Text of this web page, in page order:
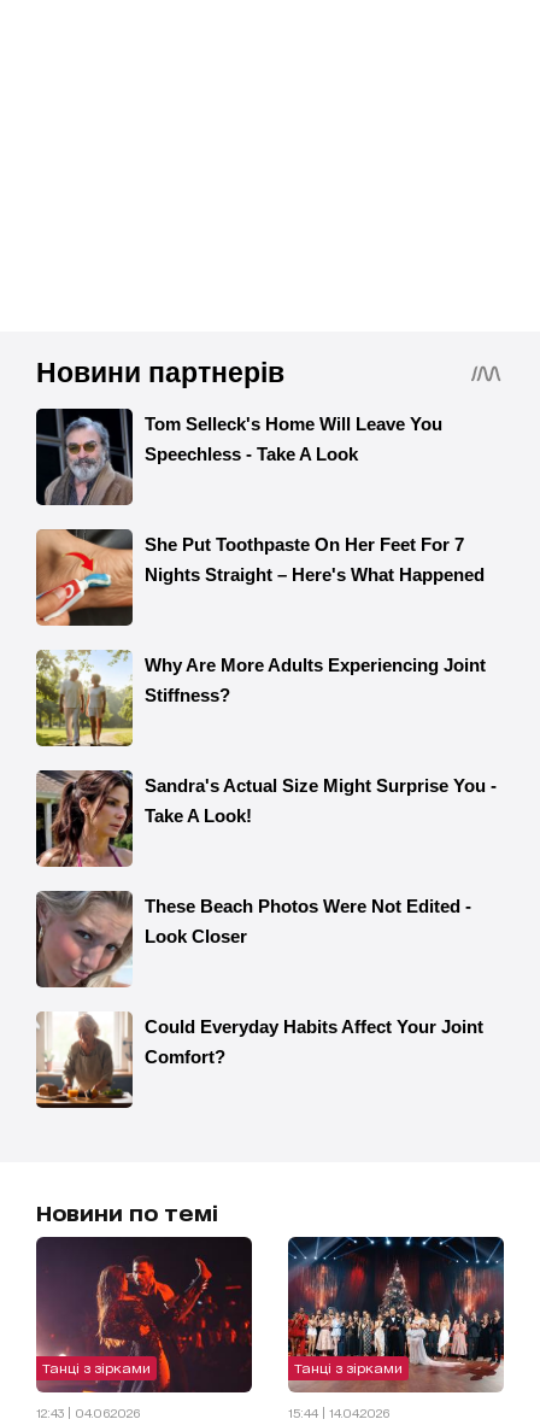
Новини по темі
Танці з зірками
12:43 | 04.06.2026
Танці з зірками
15:44 | 14.04.2026